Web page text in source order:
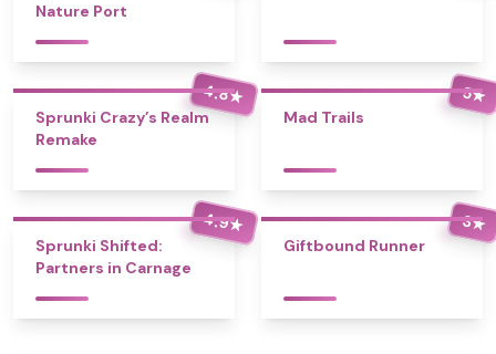
Nature Port
4.8★
Sprunki Crazy’s Realm
Remake
5★
Mad Trails
4.9★
Sprunki Shifted:
Partners in Carnage
3★
Giftbound Runner